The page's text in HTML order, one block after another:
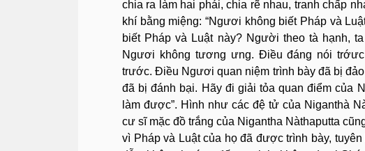
chia ra làm hai phái, chia rẽ nhau, tranh chấp
khí bằng miệng: “Ngươi không biết Pháp và
biết Pháp và Luật này? Người theo tà hạnh,
Ngươi không tương ưng. Ðiều đáng nói
trước. Ðiều Ngươi quan niệm trình bày đã bị
đã bị đánh bại. Hãy đi giải tỏa quan điểm của
làm được”. Hình như các đệ tử của Niganthà
cư sĩ mặc đồ trắng của Nigantha Nàthaputta
vì Pháp và Luật của họ đã được trình bày,